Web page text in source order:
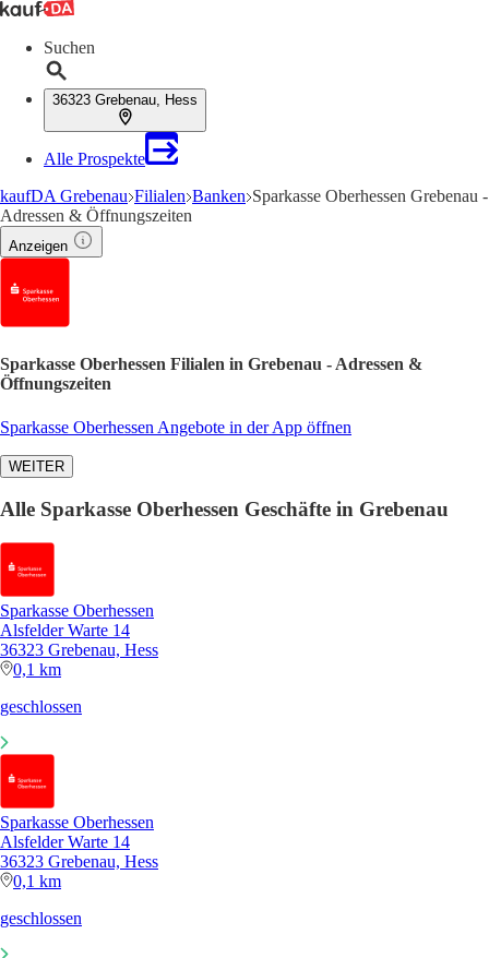
Suchen
36323 Grebenau, Hess
Alle Prospekte
kaufDA Grebenau Filialen Banken Sparkasse Oberhessen Grebenau -
Adressen & Öffnungszeiten
Anzeigen
Sparkasse Oberhessen Filialen in Grebenau - Adressen &
Öffnungszeiten
Sparkasse Oberhessen Angebote in der App öffnen
WEITER
Alle Sparkasse Oberhessen Geschäfte in Grebenau
Sparkasse Oberhessen
Alsfelder Warte 14
36323 Grebenau, Hess
0,1 km
geschlossen
Sparkasse Oberhessen
Alsfelder Warte 14
36323 Grebenau, Hess
0,1 km
geschlossen